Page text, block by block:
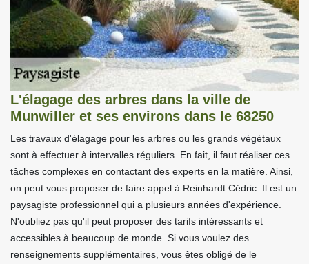
L'élagage des arbres dans la ville de
Munwiller et ses environs dans le 68250
Les travaux d'élagage pour les arbres ou les grands végétaux
sont à effectuer à intervalles réguliers. En fait, il faut réaliser ces
tâches complexes en contactant des experts en la matière. Ainsi,
on peut vous proposer de faire appel à Reinhardt Cédric. Il est un
paysagiste professionnel qui a plusieurs années d'expérience.
N'oubliez pas qu'il peut proposer des tarifs intéressants et
accessibles à beaucoup de monde. Si vous voulez des
renseignements supplémentaires, vous êtes obligé de le